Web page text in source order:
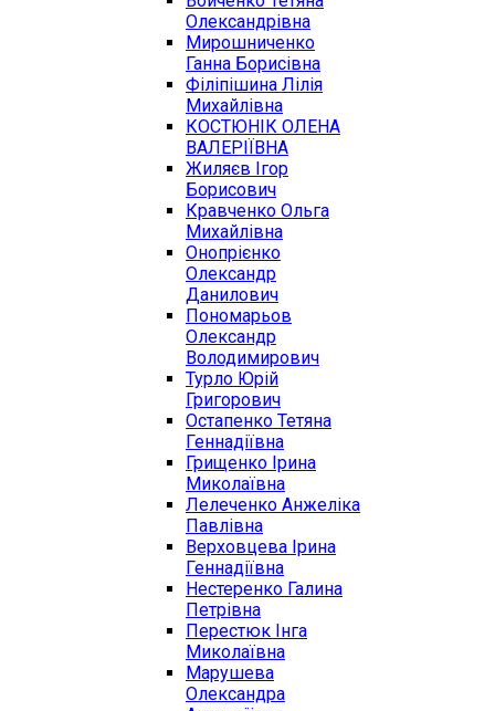
Олександрівна
Мирошниченко
Ганна Борисівна
Філіпішина Лілія
Михайлівна
КОСТЮНІК ОЛЕНА
ВАЛЕРІЇВНА
Жиляєв Ігор
Борисович
Кравченко Ольга
Михайлівна
Онопрієнко
Олександр
Данилович
Пономарьов
Олександр
Володимирович
Турло Юрій
Григорович
Остапенко Тетяна
Геннадіївна
Грищенко Ірина
Миколаївна
Лелеченко Анжеліка
Павлівна
Верховцева Ірина
Геннадіївна
Нестеренко Галина
Петрівна
Перестюк Інга
Миколаївна
Марушева
Олександра